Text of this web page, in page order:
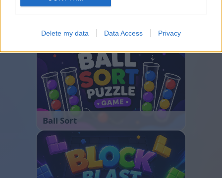
Delete my data Data Access Privacy
Ball Sort